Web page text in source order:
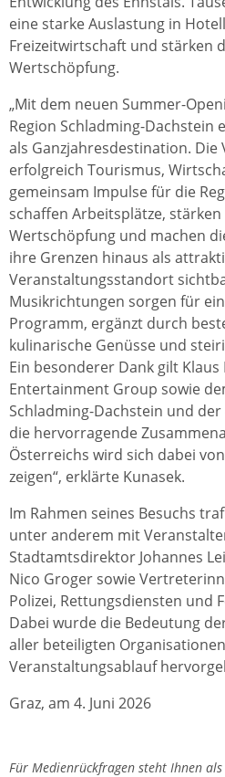
eine starke Auslastung in
Freizeitwirtschaft und stärken
Wertschöpfung.
„Mit dem neuen Summer-
Region Schladming-Dachstein
als Ganzjahresdestination. Die
erfolgreich Tourismus,
gemeinsam Impulse für die
schaffen Arbeitsplätze,
Wertschöpfung und machen
ihre Grenzen hinaus als
Veranstaltungsstandort
Musikrichtungen sorgen für
Programm, ergänzt durch
kulinarische Genüsse und
Ein besonderer Dank gilt
Entertainment Group sowie
Schladming-Dachstein und
die hervorragende
Österreichs wird sich dabei
zeigen“, erklärte Kunasek.
Im Rahmen seines Besuchs
unter anderem mit
Stadtamtsdirektor Johannes
Nico Groger sowie
Polizei, Rettungsdiensten und
Dabei wurde die Bedeutung
aller beteiligten
Veranstaltungsablauf
Graz, am 4. Juni 2026
Für Medienrückfragen steht Ihnen